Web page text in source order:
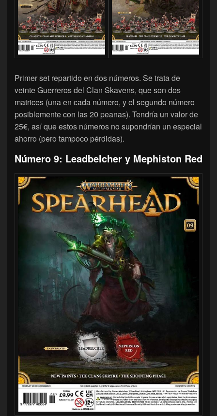
Primer set repartido en dos números. Se trata de
veinte Guerreros del Clan Skavens, que son dos
matrices (una en cada número, y el segundo número
posiblemente con las 20 peanas). Tendría un valor de
25€, así que estos números no supondrían un especial
ahorro (pero tampoco pérdidas).
Número 9: Leadbelcher y Mephiston Red